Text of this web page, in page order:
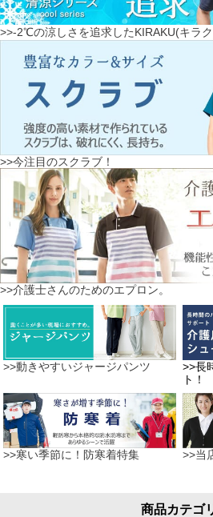
>>-2℃の涼しさを追求したKIRAKU(キラ
>>今注目のスクラブ！
>>介護士さんのためのエプロン。
>>動きやすいジャージパンツ
>>長
ト！
>>寒い季節に！防寒着特集 >>当
商品カテゴ